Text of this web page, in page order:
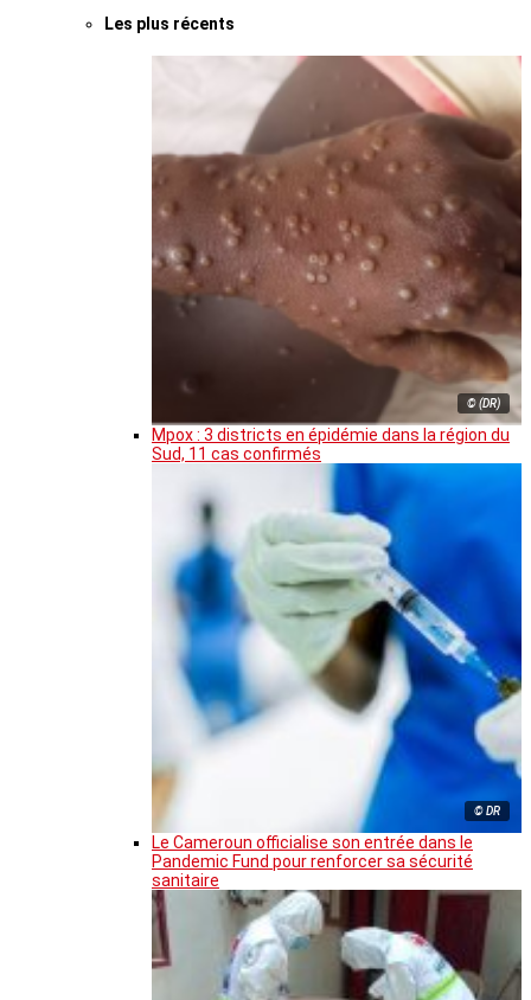
Les plus récents
© (DR)
Mpox : 3 districts en épidémie dans la région du
Sud, 11 cas confirmés
© DR
Le Cameroun officialise son entrée dans le
Pandemic Fund pour renforcer sa sécurité
sanitaire